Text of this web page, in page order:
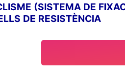
(SISTEMA DE
DE RESISTÈNCIA